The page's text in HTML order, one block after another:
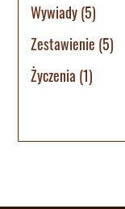
Wywiady(5)
Zestawienie (5)
Życzenia (1)